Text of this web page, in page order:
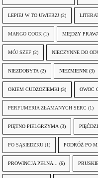
LEPIEJ W TO UWIERZ! (2)
MARGO COOK (1) MIĘDZY
MÓJ SZEF (2) NIECZYNNE DO
NIEZDOBYTA (2) NIEZMIENNI (3)
OKIEM CUDZOZIEMKI (3) OWOC
PERFUMERIA ZŁAMANYCH SERC (1)
PIĘTNO PIELGRZYMA (3)
PO SĄSIEDZKU (1) PODRÓŻ PO
PROWINCJA PEŁNA... (6)